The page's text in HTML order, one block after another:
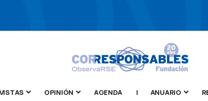
OPINIÓN AGENDA | ANUARIO